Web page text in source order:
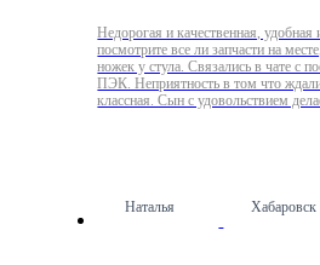
Недорогая и качественная,
посмотрите все ли запчасти на
ножек у стула. Связались в чате с
ПЭК. Неприятность в том что
классная. Сын с удовольствием
Наталья Хабаровск